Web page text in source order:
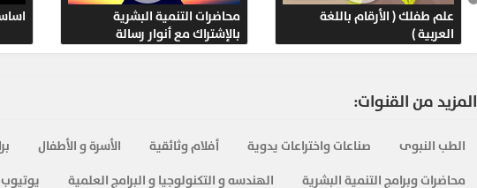
216
276
علم طفلك ( الأرقام باللغة
العربية )
محاضرات التنمية البشرية
بالإشتراك مع أنوار رسالة
المزيد من القنوات:
الطب النبوى صناعات واختراعات يدوية أفلام وثائقية الأسرة و الأطفال
محاضرات وبرامج التنمية البشرية
الهندسه و التكنولوجيا و البرامج العلمية